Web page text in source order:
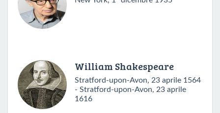
William Shakespeare
Stratford-upon-Avon, 23 aprile 1564
- Stratford-upon-Avon, 23 aprile
1616